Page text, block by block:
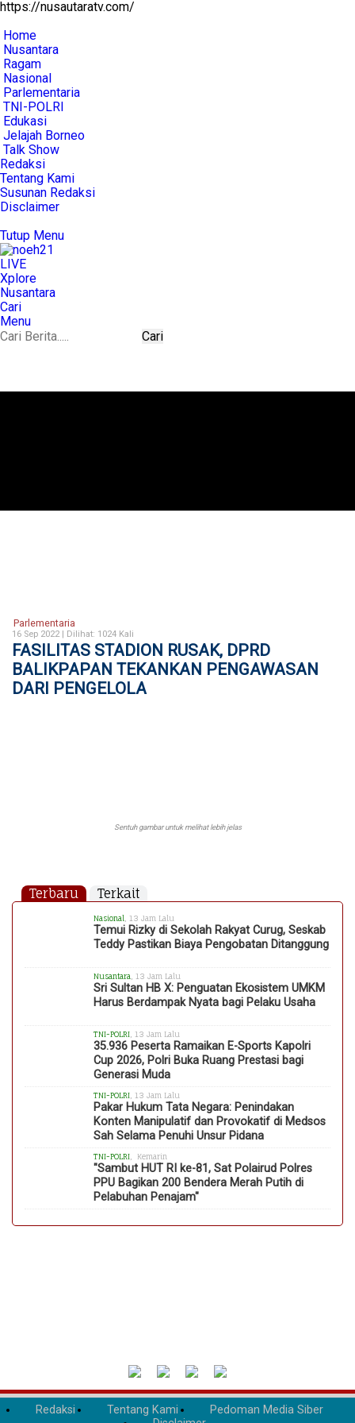
https://nusautaratv.com/
Home
Nusantara
Ragam
Nasional
Parlementaria
TNI-POLRI
Edukasi
Jelajah Borneo
Talk Show
Redaksi
Tentang Kami
Susunan Redaksi
Disclaimer
Tutup Menu
LIVE
Xplore
Nusantara
Cari
Menu
Cari
Parlementaria
16 Sep 2022 | Dilihat: 1024 Kali
FASILITAS STADION RUSAK, DPRD
BALIKPAPAN TEKANKAN PENGAWASAN
DARI PENGELOLA
Sentuh gambar untuk melihat lebih jelas
Terbaru Terkait
Nasional , 13 Jam Lalu
Temui Rizky di Sekolah Rakyat Curug, Seskab
Teddy Pastikan Biaya Pengobatan Ditanggung
Nusantara , 13 Jam Lalu
Sri Sultan HB X: Penguatan Ekosistem UMKM
Harus Berdampak Nyata bagi Pelaku Usaha
TNI-POLRI , 13 Jam Lalu
35.936 Peserta Ramaikan E-Sports Kapolri
Cup 2026, Polri Buka Ruang Prestasi bagi
Generasi Muda
TNI-POLRI , 13 Jam Lalu
Pakar Hukum Tata Negara: Penindakan
Konten Manipulatif dan Provokatif di Medsos
Sah Selama Penuhi Unsur Pidana
TNI-POLRI , Kemarin
"Sambut HUT RI ke-81, Sat Polairud Polres
PPU Bagikan 200 Bendera Merah Putih di
Pelabuhan Penajam"
Redaksi Tentang Kami
Pedoman Media Siber